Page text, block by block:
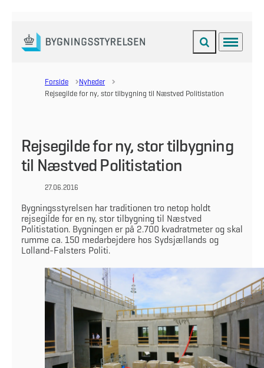
Gå til forsiden Fold søgefelt ud
Menu
Forside
Nyheder
Rejsegilde for ny, stor tilbygning til Næstved Politistation
Rejsegilde for ny, stor tilbygning
til Næstved Politistation
27.06.2016
Bygningsstyrelsen har traditionen tro netop holdt
rejsegilde for en ny, stor tilbygning til Næstved
Politistation. Bygningen er på 2.700 kvadratmeter og skal
rumme ca. 150 medarbejdere hos Sydsjællands og
Lolland-Falsters Politi.